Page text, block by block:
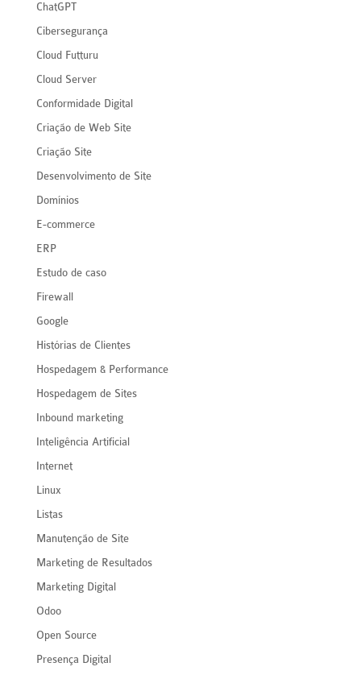
ChatGPT
Cibersegurança
Cloud Futturu
Cloud Server
Conformidade Digital
Criação de Web Site
Criação Site
Desenvolvimento de Site
Domínios
E-commerce
ERP
Estudo de caso
Firewall
Google
Histórias de Clientes
Hospedagem & Performance
Hospedagem de Sites
Inbound marketing
Inteligência Artificial
Internet
Linux
Listas
Manutenção de Site
Marketing de Resultados
Marketing Digital
Odoo
Open Source
Presença Digital